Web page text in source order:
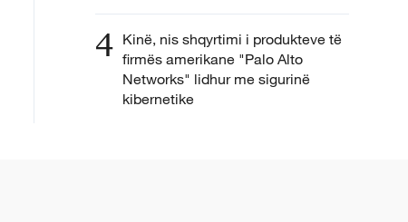
4 Kinë, nis shqyrtimi i produkteve të
firmës amerikane "Palo Alto
Networks" lidhur me sigurinë
kibernetike